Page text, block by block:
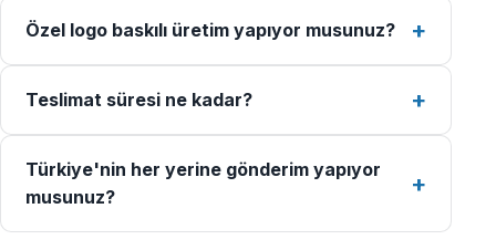
Özel logo baskılı üretim yapıyor musunuz?
Teslimat süresi ne kadar?
Türkiye'nin her yerine gönderim yapıyor
musunuz?